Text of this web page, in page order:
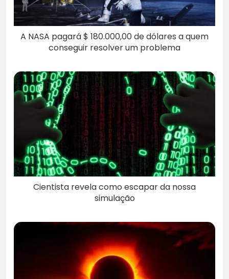
A NASA pagará $ 180.000,00 de dólares a quem
conseguir resolver um problema
Cientista revela como escapar da nossa
simulação